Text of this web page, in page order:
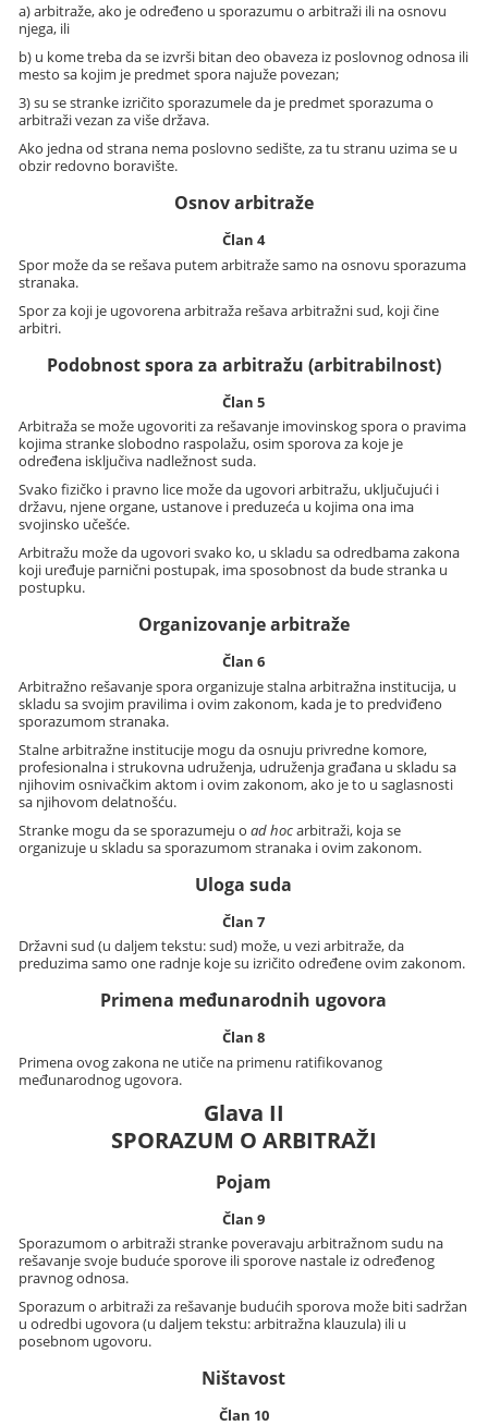
a) arbitraže, ako je određeno u sporazumu o arbitraži ili na osnovu
njega, ili
b) u kome treba da se izvrši bitan deo obaveza iz poslovnog odnosa ili
mesto sa kojim je predmet spora najuže povezan;
3) su se stranke izričito sporazumele da je predmet sporazuma o
arbitraži vezan za više država.
Ako jedna od strana nema poslovno sedište, za tu stranu uzima se u
obzir redovno boravište.
Osnov arbitraže
Član 4
Spor može da se rešava putem arbitraže samo na osnovu sporazuma
stranaka.
Spor za koji je ugovorena arbitraža rešava arbitražni sud, koji čine
arbitri.
Podobnost spora za arbitražu (arbitrabilnost)
Član 5
Arbitraža se može ugovoriti za rešavanje imovinskog spora o pravima
kojima stranke slobodno raspolažu, osim sporova za koje je
određena isključiva nadležnost suda.
Svako fizičko i pravno lice može da ugovori arbitražu, uključujući i
državu, njene organe, ustanove i preduzeća u kojima ona ima
svojinsko učešće.
Arbitražu može da ugovori svako ko, u skladu sa odredbama zakona
koji uređuje parnični postupak, ima sposobnost da bude stranka u
postupku.
Organizovanje arbitraže
Član 6
Arbitražno rešavanje spora organizuje stalna arbitražna institucija, u
skladu sa svojim pravilima i ovim zakonom, kada je to predviđeno
sporazumom stranaka.
Stalne arbitražne institucije mogu da osnuju privredne komore,
profesionalna i strukovna udruženja, udruženja građana u skladu sa
njihovim osnivačkim aktom i ovim zakonom, ako je to u saglasnosti
sa njihovom delatnošću.
Stranke mogu da se sporazumeju oad hocarbitraži, koja se
organizuje u skladu sa sporazumom stranaka i ovim zakonom.
Uloga suda
Član 7
Državni sud (u daljem tekstu: sud) može, u vezi arbitraže, da
preduzima samo one radnje koje su izričito određene ovim zakonom.
Primena međunarodnih ugovora
Član 8
Primena ovog zakona ne utiče na primenu ratifikovanog
međunarodnog ugovora.
Glava II
SPORAZUM O ARBITRAŽI
Pojam
Član 9
Sporazumom o arbitraži stranke poveravaju arbitražnom sudu na
rešavanje svoje buduće sporove ili sporove nastale iz određenog
pravnog odnosa.
Sporazum o arbitraži za rešavanje budućih sporova može biti sadržan
u odredbi ugovora (u daljem tekstu: arbitražna klauzula) ili u
posebnom ugovoru.
Ništavost
Član 10